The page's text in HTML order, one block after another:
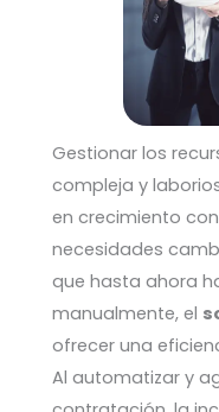
Gestionar los
compleja y
en crecimiento
necesidades
que hasta ahora
manualmente, el
ofrecer una
Al automatizar y